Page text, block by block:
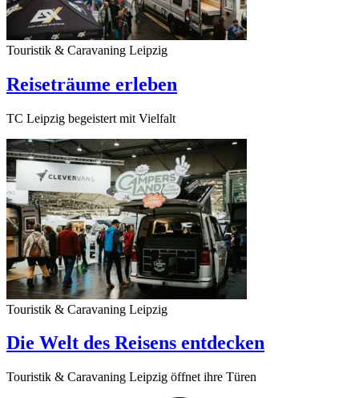
Touristik & Caravaning Leipzig
Reiseträume erleben
TC Leipzig begeistert mit Vielfalt
Touristik & Caravaning Leipzig
Die Welt des Reisens entdecken
Touristik & Caravaning Leipzig öffnet ihre Türen